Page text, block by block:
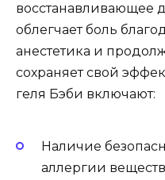
восстанавливающее
облегчает боль
анестетика и
сохраняет свой
геля Бэби включают:
Наличие
аллергии